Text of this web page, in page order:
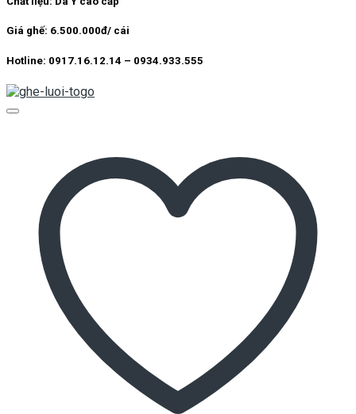
Giá ghế: 6.500.000đ/ cái
Hotline: 0917.16.12.14 – 0934.933.555